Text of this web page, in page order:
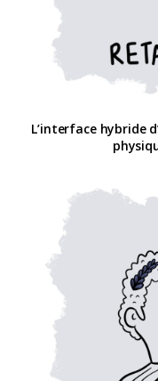
L’interface hybride